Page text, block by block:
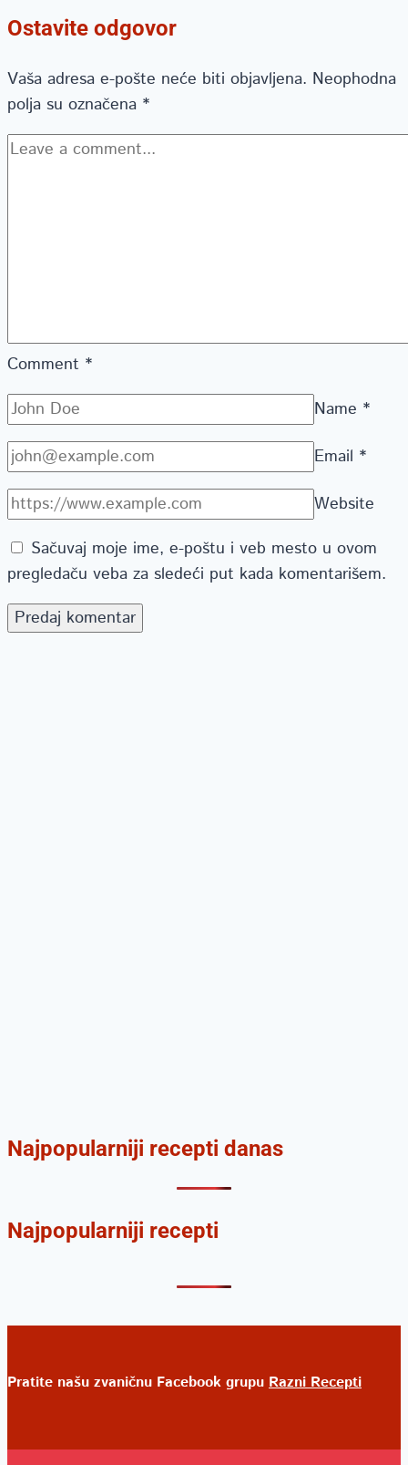
Ostavite odgovor
Vaša adresa e-pošte neće biti objavljena. Neophodna
polja su označena *
Comment *
Name *
Email *
Website
Sačuvaj moje ime, e-poštu i veb mesto u ovom
pregledaču veba za sledeći put kada komentarišem.
Najpopularniji recepti danas
Najpopularniji recepti
Pratite našu zvaničnu Facebook grupu Razni Recepti